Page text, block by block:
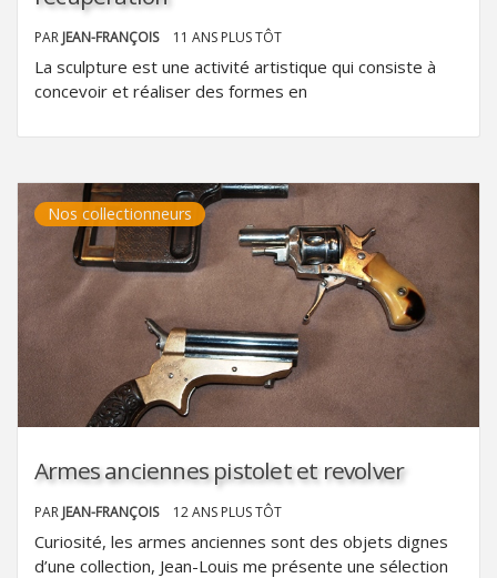
PAR JEAN-FRANÇOIS 11 ANS PLUS TÔT
La sculpture est une activité artistique qui consiste à
concevoir et réaliser des formes en
Nos collectionneurs
Armes anciennes pistolet et revolver
PAR JEAN-FRANÇOIS 12 ANS PLUS TÔT
Curiosité, les armes anciennes sont des objets dignes
d’une collection, Jean-Louis me présente une sélection